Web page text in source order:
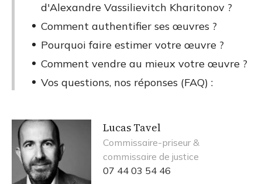
d'Alexandre Vassilievitch Kharitonov ?
Comment authentifier ses œuvres ?
Pourquoi faire estimer votre œuvre ?
Comment vendre au mieux votre œuvre ?
Vos questions, nos réponses (FAQ) :
Lucas Tavel
Commissaire-priseur &
commissaire de justice
07 44 03 54 46